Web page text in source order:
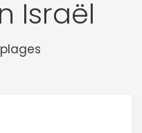
Israël
plages